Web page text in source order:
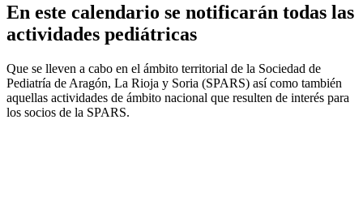
En este calendario se notificarán todas las
actividades pediátricas
Que se lleven a cabo en el ámbito territorial de la Sociedad de
Pediatría de Aragón, La Rioja y Soria (SPARS) así como también
aquellas actividades de ámbito nacional que resulten de interés para
los socios de la SPARS.